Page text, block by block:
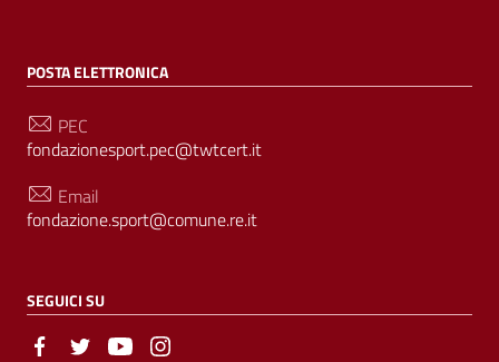
POSTA ELETTRONICA
PEC
fondazionesport.pec@twtcert.it
Email
fondazione.sport@comune.re.it
SEGUICI SU